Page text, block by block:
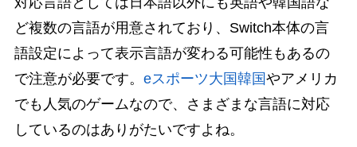
ど複数の言語が用意されており、Switch本体の言
語設定によって表示言語が変わる可能性もあるの
で注意が必要です。 eスポーツ大国韓国やアメリカ
でも人気のゲームなので、さまざまな言語に対応
しているのはありがたいですよね。